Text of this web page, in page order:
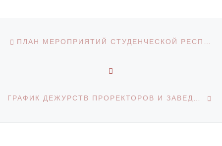
Навигация по записям ПЛАН МЕРОПРИЯТИЙ СТУДЕНЧЕСКОЙ РЕСПУБЛИКИ “BOLASHAQ” (2021-22)
ГРАФИК ДЕЖУРСТВ ПРОРЕКТОРОВ И ЗАВЕДУЮЩИХ КАФЕДРАМИ В ДОМЕ СТУДЕНТОВ